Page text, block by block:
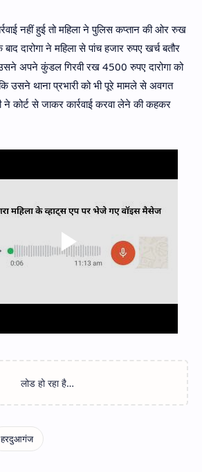
नहीं हुई तो महिला ने पुलिस कप्तान की ओर रुख
दारोगा ने महिला से पांच हजार रुपए खर्च बतौर
उसने अपने कुंडल गिरवी रख 4500 रुपए दारोगा को
कि उसने थाना प्रभारी को भी पूरे मामले से अवगत
ने कोर्ट से जाकर कार्रवाई करवा लेने की कहकर